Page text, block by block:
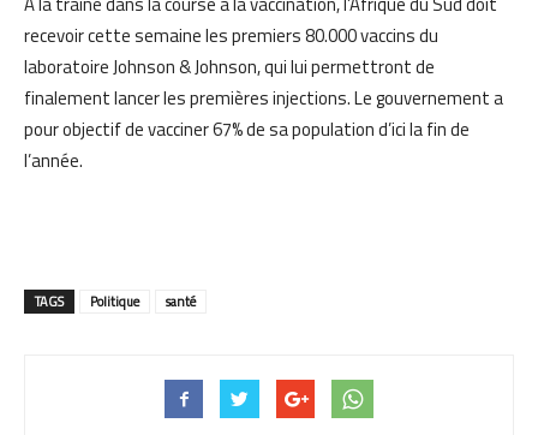
recevoir cette semaine les premiers 80.000 vaccins du
laboratoire Johnson & Johnson, qui lui permettront de
finalement lancer les premières injections. Le gouvernement a
pour objectif de vacciner 67% de sa population d’ici la fin de
l’année.
TAGS Politique santé